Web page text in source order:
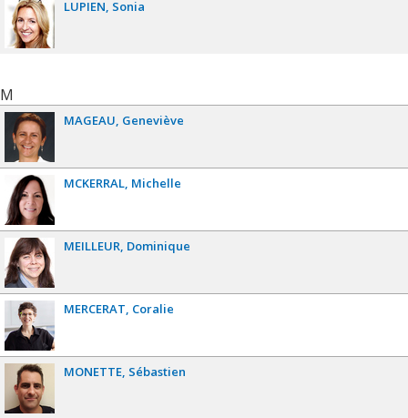
LUPIEN Sonia
M
MAGEAU Geneviève
MCKERRAL Michelle
MEILLEUR Dominique
MERCERAT Coralie
MONETTE Sébastien